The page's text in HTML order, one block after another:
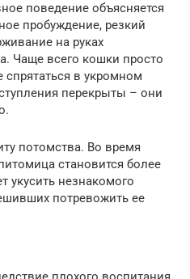
поведение объясняется
пробуждение, резкий
на руках
Чаще всего кошки просто
в укромном
перекрыты – они
потомства. Во время
становится более
укусить незнакомого
потревожить ее